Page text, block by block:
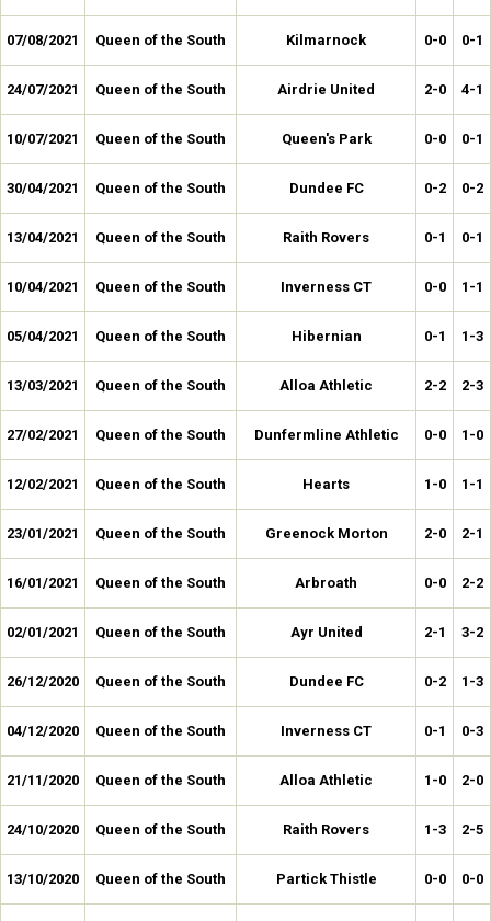
07/08/2021 Queen of the South Kilmarnock 0-0 0-1
24/07/2021 Queen of the South Airdrie United 2-0 4-1
10/07/2021 Queen of the South Queen's Park 0-0 0-1
30/04/2021 Queen of the South Dundee FC 0-2 0-2
13/04/2021 Queen of the South Raith Rovers 0-1 0-1
10/04/2021 Queen of the South Inverness CT 0-0 1-1
05/04/2021 Queen of the South Hibernian 0-1 1-3
13/03/2021 Queen of the South Alloa Athletic 2-2 2-3
27/02/2021 Queen of the South Dunfermline Athletic 0-0 1-0
12/02/2021 Queen of the South Hearts 1-0 1-1
23/01/2021 Queen of the South Greenock Morton 2-0 2-1
16/01/2021 Queen of the South Arbroath 0-0 2-2
02/01/2021 Queen of the South Ayr United 2-1 3-2
26/12/2020 Queen of the South Dundee FC 0-2 1-3
04/12/2020 Queen of the South Inverness CT 0-1 0-3
21/11/2020 Queen of the South Alloa Athletic 1-0 2-0
24/10/2020 Queen of the South Raith Rovers 1-3 2-5
13/10/2020 Queen of the South Partick Thistle 0-0 0-0